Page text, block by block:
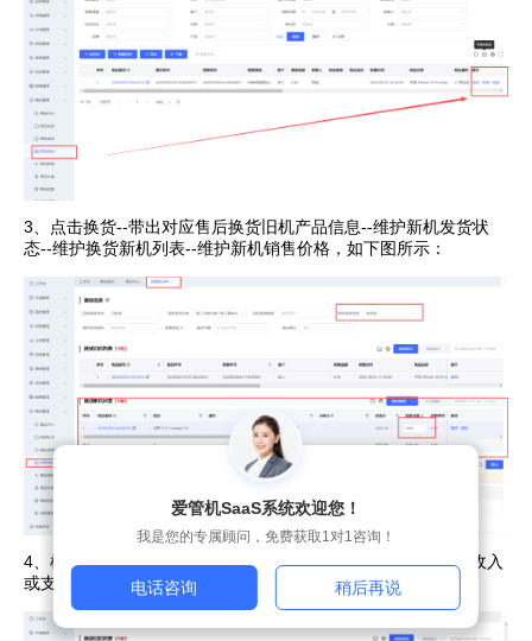
3、 点击换货--带出对应售后换货旧机产品信息--维护新机发货状
态--维护换货新机列表--维护新机销售价格，如下图所示：
4、 根据实际情况选填是否维护售后换货额外支出/收入（换货收入
或支出、销售收入或支出），如下图所示：
爱管机SaaS系统欢迎您！
我是您的专属顾问，免费获取1对1咨询！
电话咨询 稍后再说